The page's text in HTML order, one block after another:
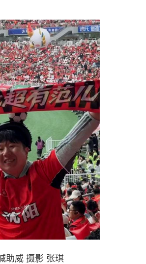
助威 摄影 张琪